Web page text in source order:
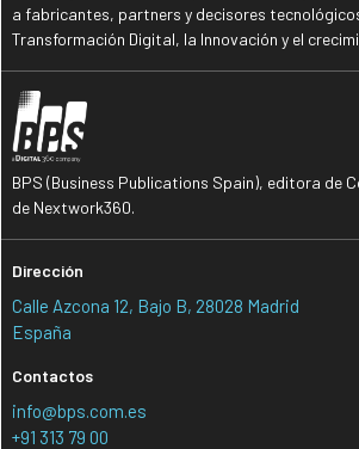
a fabricantes, partners y decisores
Transformación Digital, la Innovación y el
BPS (Business Publications Spain), editora de
de Nextwork360.
Dirección
Calle Azcona 12, Bajo B, 28028 Madrid
España
Contactos
info@bps.com.es
+91 313 79 00